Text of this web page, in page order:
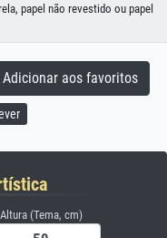
papel não revestido ou papel
Adicionar aos favoritos
Altura (Tema, cm)